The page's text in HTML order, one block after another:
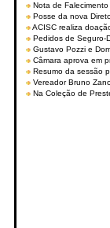
Nota de
Posse da nova
ACISC realiza
Pedidos de Seguro-
Gustavo Pozzi e
Câmara aprova em
Resumo da sessão
Vereador Bruno
Na Coleção de